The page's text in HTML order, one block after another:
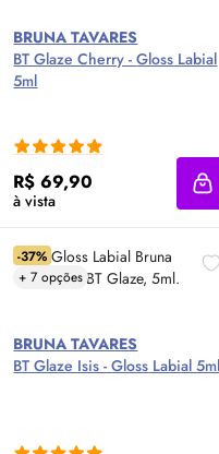
BRUNA TAVARES
BT Glaze Cherry -Gloss Labial
5ml
R$ 69,90
à vista
-37%
+ 7 opções
BRUNA TAVARES
BT Glaze Isis -Gloss Labial 5ml